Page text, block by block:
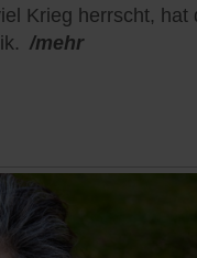
Krieg herrscht, hat
/mehr